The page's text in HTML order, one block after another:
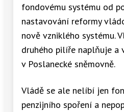
fondovému systému od
nastavování reformy
nově vzniklého systému.
druhého pilíře naplňuje
v Poslanecké sněmovně.
Vládě se ale nelíbí jen
penzijního spoření a